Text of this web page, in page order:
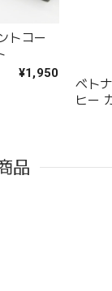
トコー
¥1,950
ベト
ヒー
品